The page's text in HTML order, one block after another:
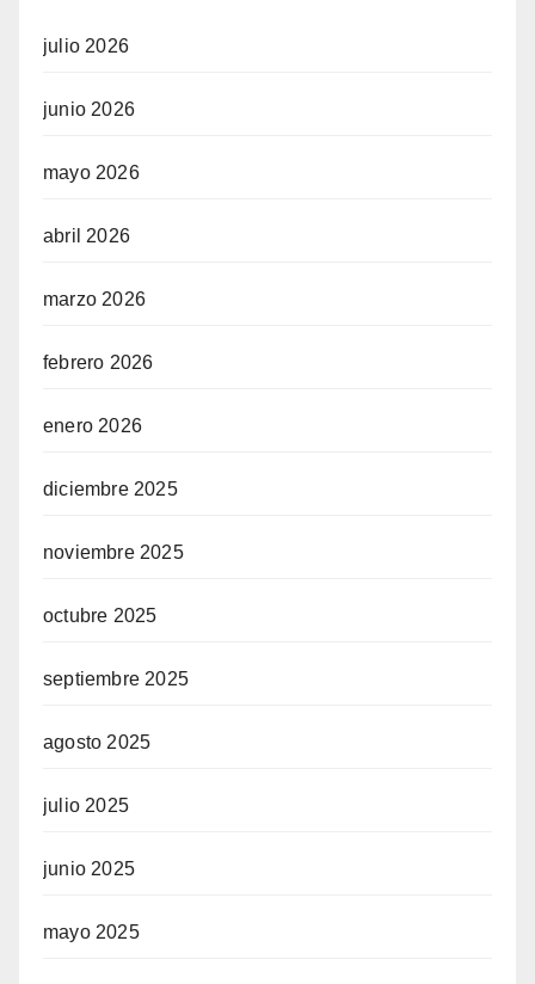
julio 2026
junio 2026
mayo 2026
abril 2026
marzo 2026
febrero 2026
enero 2026
diciembre 2025
noviembre 2025
octubre 2025
septiembre 2025
agosto 2025
julio 2025
junio 2025
mayo 2025